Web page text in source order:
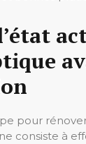
pour
consiste à